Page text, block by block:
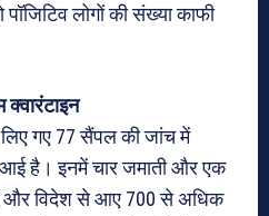
लोगों की संख्या काफी
क्वारंटाइन
गए 77 सैंपल की जांच में
आई है। इनमें चार जमाती और एक
और विदेश से आए 700 से अधिक